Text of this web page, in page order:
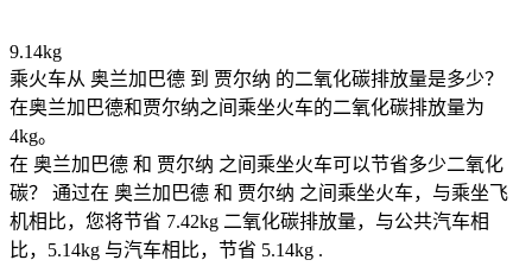
9.14kg
乘火车从 奥兰加巴德 到 贾尔纳 的二氧化碳排放量是多少？
在奥兰加巴德和贾尔纳之间乘坐火车的二氧化碳排放量为
4kg。
在 奥兰加巴德 和 贾尔纳 之间乘坐火车可以节省多少二氧化
碳？
通过在 奥兰加巴德 和 贾尔纳 之间乘坐火车，与乘坐飞
机相比，您将节省 7.42kg 二氧化碳排放量，与公共汽车相
比，5.14kg 与汽车相比，节省 5.14kg .